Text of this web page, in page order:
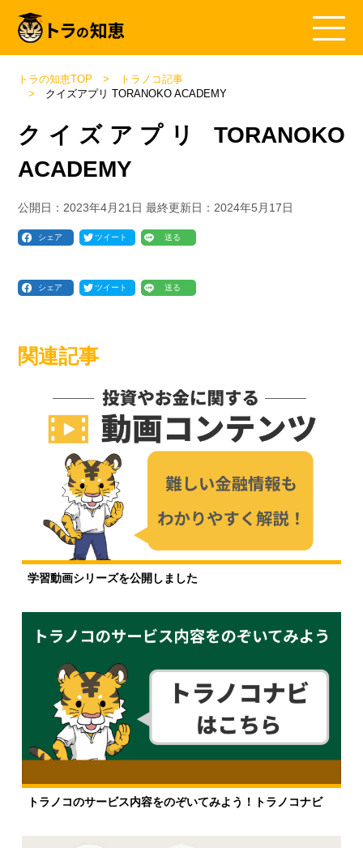
トラの知恵TOP
トラノコ記事
クイズアプリ TORANOKO ACADEMY
クイズアプリ TORANOKO
ACADEMY
公開日： 2023年4月21日 最終更新日： 2024年5月17日
シェア ツイート 送る
シェア ツイート 送る
関連記事
学習動画シリーズを公開しました
トラノコのサービス内容をのぞいてみよう！トラノコナビ